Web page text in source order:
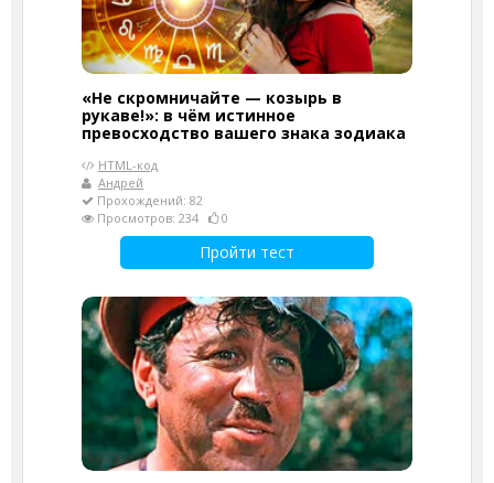
«Не скромничайте — козырь в
рукаве!»: в чём истинное
превосходство вашего знака зодиака
HTML-код
Андрей
Прохождений: 82
Просмотров: 234
0
Пройти тест